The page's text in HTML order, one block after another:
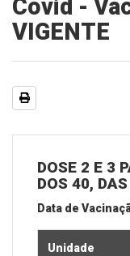
Covid -
VIGENTE
DOSE 2 E 3
DOS 40,
Data de
Unidade